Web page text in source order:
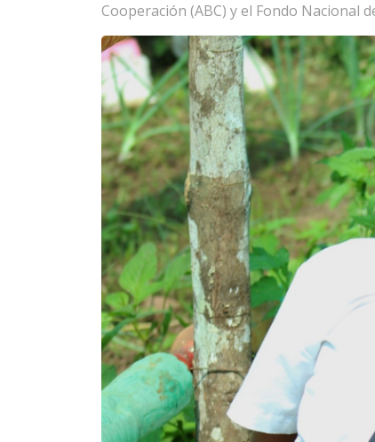
Cooperación (ABC) y el Fondo Nacional